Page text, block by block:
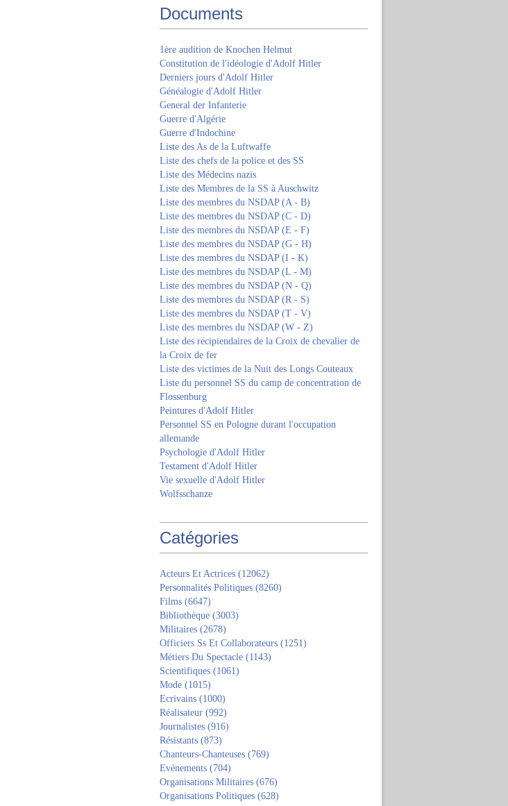
Documents
1ère audition de Knochen Helmut
Constitution de l'idéologie d'Adolf Hitler
Derniers jours d'Adolf Hitler
Généalogie d'Adolf Hitler
General der Infanterie
Guerre d'Algérie
Guerre d'Indochine
Liste des As de la Luftwaffe
Liste des chefs de la police et des SS
Liste des Médecins nazis
Liste des Membres de la SS à Auschwitz
Liste des membres du NSDAP (A - B)
Liste des membres du NSDAP (C - D)
Liste des membres du NSDAP (E - F)
Liste des membres du NSDAP (G - H)
Liste des membres du NSDAP (I - K)
Liste des membres du NSDAP (L - M)
Liste des membres du NSDAP (N - Q)
Liste des membres du NSDAP (R - S)
Liste des membres du NSDAP (T - V)
Liste des membres du NSDAP (W - Z)
Liste des récipiendaires de la Croix de chevalier de
la Croix de fer
Liste des victimes de la Nuit des Longs Couteaux
Liste du personnel SS du camp de concentration de
Flossenburg
Peintures d'Adolf Hitler
Personnel SS en Pologne durant l'occupation
allemande
Psychologie d'Adolf Hitler
Testament d'Adolf Hitler
Vie sexuelle d'Adolf Hitler
Wolfsschanze
Catégories
Acteurs Et Actrices (12062)
Personnalités Politiques (8260)
Films (6647)
Bibliothèque (3003)
Militaires (2678)
Officiers Ss Et Collaborateurs (1251)
Métiers Du Spectacle (1143)
Scientifiques (1061)
Mode (1015)
Ecrivains (1000)
Réalisateur (992)
Journalistes (916)
Résistants (873)
Chanteurs-Chanteuses (769)
Evènements (704)
Organisations Militaires (676)
Organisations Politiques (628)